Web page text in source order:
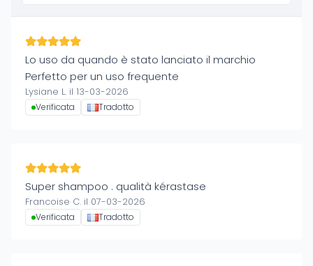
Lo uso da quando è stato lanciato il marchio
Perfetto per un uso frequente
Lysiane L. il 13-03-2026
Verificata Tradotto
Super shampoo . qualità kérastase
Francoise C. il 07-03-2026
Verificata Tradotto